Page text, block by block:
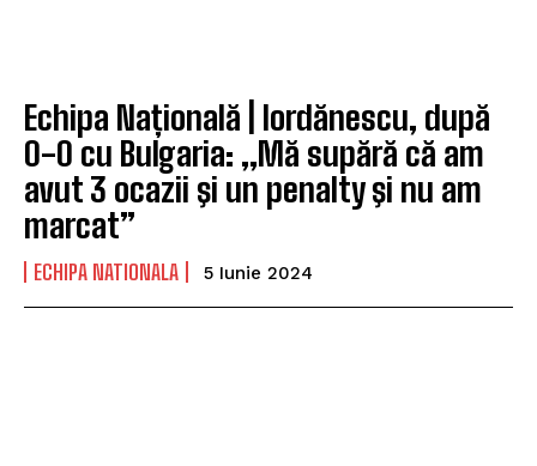
Echipa Națională | Iordănescu, după
0-0 cu Bulgaria: „Mă supără că am
avut 3 ocazii şi un penalty şi nu am
marcat”
ECHIPA NATIONALA 5 Iunie 2024